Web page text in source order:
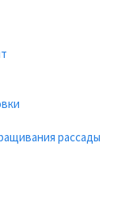
рассады